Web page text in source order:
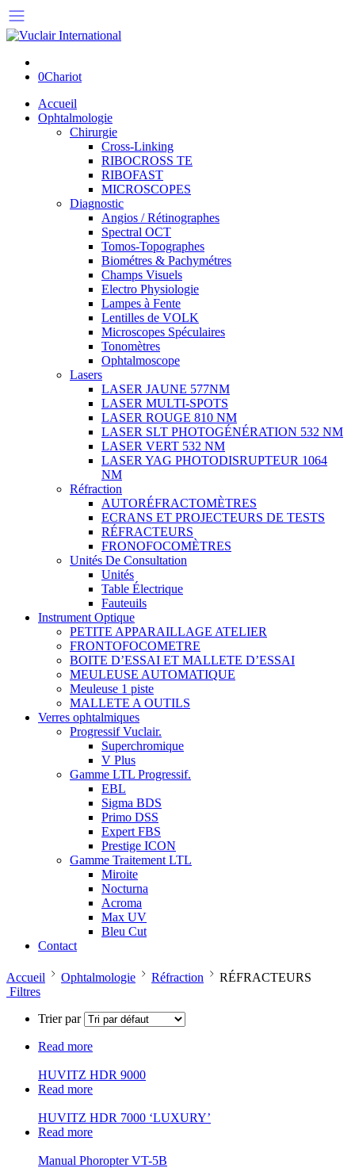
0Chariot
Accueil
Ophtalmologie
Chirurgie
Cross-Linking
RIBOCROSS TE
RIBOFAST
MICROSCOPES
Diagnostic
Angios / Rétinographes
Spectral OCT
Tomos-Topographes
Biométres & Pachymétres
Champs Visuels
Electro Physiologie
Lampes à Fente
Lentilles de VOLK
Microscopes Spéculaires
Tonomètres
Ophtalmoscope
Lasers
LASER JAUNE 577NM
LASER MULTI-SPOTS
LASER ROUGE 810 NM
LASER SLT PHOTOGÉNÉRATION 532 NM
LASER VERT 532 NM
LASER YAG PHOTODISRUPTEUR 1064
NM
Réfraction
AUTORÉFRACTOMÈTRES
ECRANS ET PROJECTEURS DE TESTS
RÉFRACTEURS
FRONOFOCOMÈTRES
Unités De Consultation
Unités
Table Électrique
Fauteuils
Instrument Optique
PETITE APPARAILLAGE ATELIER
FRONTOFOCOMETRE
BOITE D’ESSAI ET MALLETE D’ESSAI
MEULEUSE AUTOMATIQUE
Meuleuse 1 piste
MALLETE A OUTILS
Verres ophtalmiques
Progressif Vuclair.
Superchromique
V Plus
Gamme LTL Progressif.
EBL
Sigma BDS
Primo DSS
Expert FBS
Prestige ICON
Gamme Traitement LTL
Miroite
Nocturna
Acroma
Max UV
Bleu Cut
Contact
Accueil Ophtalmologie Réfraction
RÉFRACTEURS
Filtres
Trier par
Read more
HUVITZ HDR 9000
Read more
HUVITZ HDR 7000 ‘LUXURY’
Read more
Manual Phoropter VT-5B